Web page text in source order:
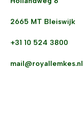
2665 MT Bleiswijk
+31 10 524 3800
mail@royallemkes.nl